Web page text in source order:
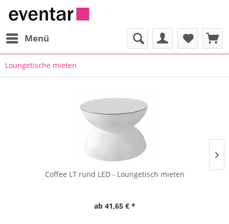
Menü
Loungetische mieten
Coffee LT rund LED - Loungetisch mieten
ab 41,65 € *